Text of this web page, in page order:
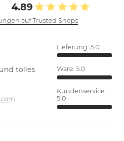
4.89
auf Trusted Shops
tolles
Lieferung: 5.0
Ware: 5.0
Kundenservice:
5.0